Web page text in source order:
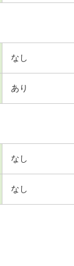
なし
あり
なし
なし